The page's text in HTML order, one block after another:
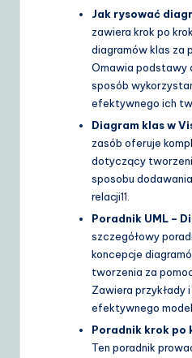
Jak rysować
zawiera krok po
diagramów klas za
Omawia podstawy
sposób
efektywnego ich
Diagram klas w
zasób oferuje
dotyczący
sposobu
relacji11
Poradnik UML –
szczegółowy
koncepcje
tworzenia za
Zawiera przykłady
efektywnego
Poradnik krok po
Ten poradnik